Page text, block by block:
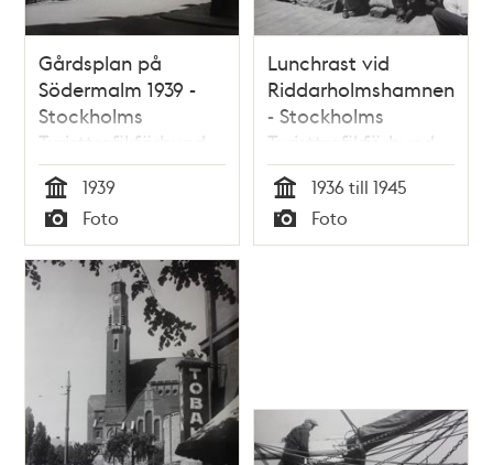
Gårdsplan på
Södermalm 1939 -
Stockholms
Turisttrafikförbund
Tid
1939
Typ
Foto
Lunchrast vid
Riddarholmshamnen
- Stockholms
Turisttrafikförbund
Tid
1936 till 1945
Typ
Foto